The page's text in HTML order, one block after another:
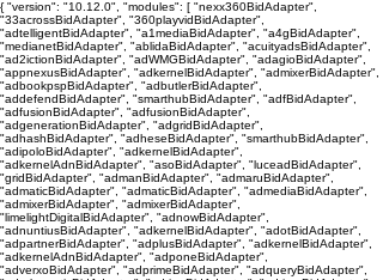
{ "version": "10.12.0", "modules": [ "nexx360BidAdapter",
"33acrossBidAdapter", "360playvidBidAdapter",
"adtelligentBidAdapter", "a1mediaBidAdapter", "a4gBidAdapter",
"medianetBidAdapter", "ablidaBidAdapter", "acuityadsBidAdapter",
"ad2ictionBidAdapter", "adWMGBidAdapter", "adagioBidAdapter",
"appnexusBidAdapter", "adkernelBidAdapter", "admixerBidAdapter",
"adbookpspBidAdapter", "adbutlerBidAdapter",
"addefendBidAdapter", "smarthubBidAdapter", "adfBidAdapter",
"adfusionBidAdapter", "adfusionBidAdapter",
"adgenerationBidAdapter", "adgridBidAdapter",
"adhashBidAdapter", "adheseBidAdapter", "smarthubBidAdapter",
"adipoloBidAdapter", "adkernelBidAdapter",
"adkernelAdnBidAdapter", "asoBidAdapter", "luceadBidAdapter",
"gridBidAdapter", "admanBidAdapter", "admaruBidAdapter",
"admaticBidAdapter", "admaticBidAdapter", "admediaBidAdapter",
"admixerBidAdapter", "admixerBidAdapter",
"limelightDigitalBidAdapter", "adnowBidAdapter",
"adnuntiusBidAdapter", "adkernelBidAdapter", "adotBidAdapter",
"adpartnerBidAdapter", "adplusBidAdapter", "adkernelBidAdapter",
"adkernelAdnBidAdapter", "adponeBidAdapter",
"adverxoBidAdapter", "adprimeBidAdapter", "adqueryBidAdapter",